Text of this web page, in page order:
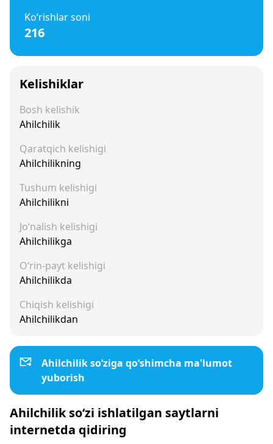
Ko‘rishlar soni
216
Kelishiklar
Bosh kelishik
Ahilchilik
Qaratqich kelishigi
Ahilchilikning
Tushum kelishigi
Ahilchilikni
Jo‘nalish kelishigi
Ahilchilikga
O‘rin-payt kelishigi
Ahilchilikda
Chiqish kelishigi
Ahilchilikdan
Ahilchilik so‘ziga qo‘shimcha ma'lumot
yuborish
Ahilchilik so‘zi ishlatilgan saytlarni
internetda qidiring